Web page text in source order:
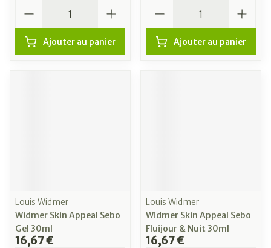
Ajouter au panier Ajouter au panier
Louis Widmer
Widmer Skin Appeal Sebo
Gel 30ml
16,67 €
Louis Widmer
Widmer Skin Appeal Sebo
Fluijour & Nuit 30ml
16,67 €